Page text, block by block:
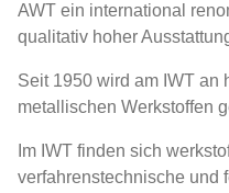
Forschung
Technologien - IWT
AWT ein international
qualitativ hoher
Seit 1950 wird am IWT an
metallischen Werkstoffen
Im IWT finden sich
verfahrenstechnische und